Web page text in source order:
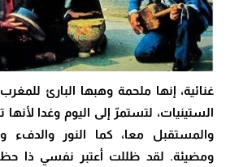
غنائية، إنها ملحمة وهبها البارئ
الستينيات، لتستمرّ إلى اليوم وغدا
والمستقبل معا، كما النور والدفء
ومضيئة. لقد ظللت أعتبر نفسي ذا